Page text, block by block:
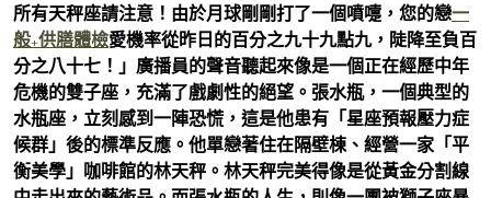
所有天秤座請注意！由於月球剛剛打了一個噴嚏，您的戀一
般+供膳體檢愛機率從昨日的百分之九十九點九，陡降至負百
分之八十七！」廣播員的聲音聽起來像是一個正在經歷中年
危機的雙子座，充滿了戲劇性的絕望。張水瓶，一個典型的
水瓶座，立刻感到一陣恐慌，這是他患有「星座預報壓力症
候群」後的標準反應。他單戀著住在隔壁棟、經營一家「平
衡美學」咖啡館的林天秤。林天秤完美得像是從黃金分割線